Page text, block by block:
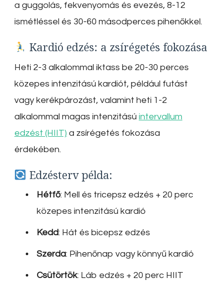
a guggolás, fekvenyomás és evezés, 8-12
ismétléssel és 30-60 másodperces pihenőkkel.
Kardió edzés: a zsírégetés fokozása
Heti 2-3 alkalommal iktass be 20-30 perces
közepes intenzitású kardiót, például futást
vagy kerékpározást, valamint heti 1-2
alkalommal magas intenzitású intervallum
edzést (HIIT) a zsírégetés fokozása
érdekében.
Edzésterv példa:
Hétfő: Mell és tricepsz edzés + 20 perc
közepes intenzitású kardió
Kedd: Hát és bicepsz edzés
Szerda: Pihenőnap vagy könnyű kardió
Csütörtök: Láb edzés + 20 perc HIIT